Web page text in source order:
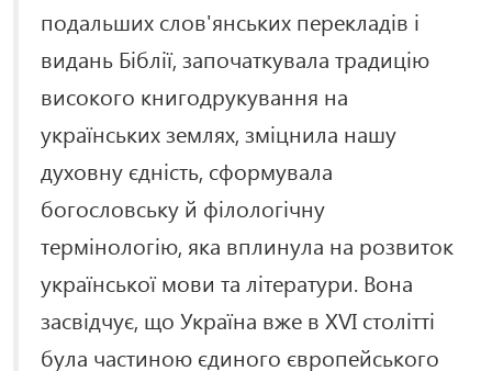
подальших слов'янських перекладів і
видань Біблії, започаткувала традицію
високого книгодрукування на
українських землях, зміцнила нашу
духовну єдність, сформувала
богословську й філологічну
термінологію, яка вплинула на розвиток
української мови та літератури. Вона
засвідчує, що Україна вже в XVI столітті
була частиною єдиного європейського